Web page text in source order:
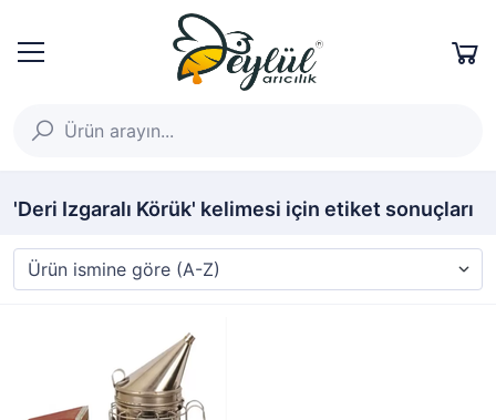
'Deri Izgaralı Körük' kelimesi için etiket sonuçları